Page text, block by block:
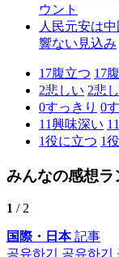
ウント
人民元安は
響ない見込み
17腹立つ 17
2悲しい 2悲
0すっきり 0
11興味深い 11
1役に立つ 1
みんなの感想ラ
1 / 2
国際・日本記事
공유하기
공유하기